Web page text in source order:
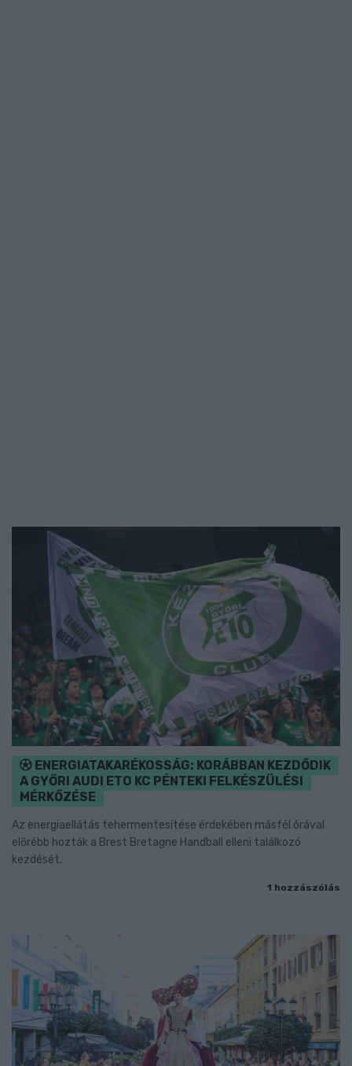
ENERGIATAKARÉKOSSÁG: KORÁBBAN KEZDŐDIK
A GYŐRI AUDI ETO KC PÉNTEKI FELKÉSZÜLÉSI
MÉRKŐZÉSE
Az energiaellátás tehermentesítése érdekében másfél órával
előrébb hozták a Brest Bretagne Handball elleni találkozó
kezdését.
1 hozzászólás